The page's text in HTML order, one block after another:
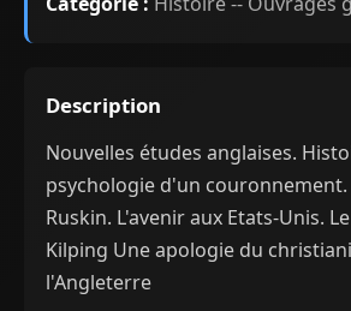
Description
Nouvelles études anglaises.
psychologie d'un couronnement.
Ruskin. L'avenir aux Etats-Unis.
Kilping Une apologie du
l'Angleterre